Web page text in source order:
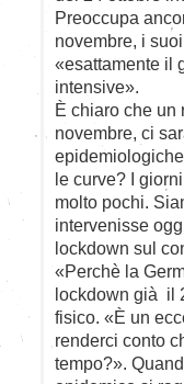
Preoccupa
novembre, i
«esattamente il
intensive».
È chiaro che un
novembre, ci
le curve? I
molto pochi.
intervenisse
lockdown sul
«Perchè la
lockdown già il
fisico. «È un
renderci conto
tempo?».